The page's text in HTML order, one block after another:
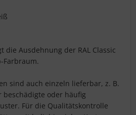
die Ausdehnung der RAL Classic
Farbraum.
sind auch einzeln lieferbar, z. B.
beschädigte oder häufig
Für die Qualitätskontrolle